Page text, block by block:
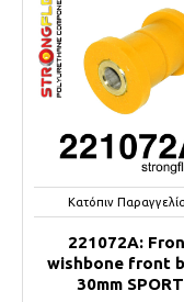
Κατόπιν
221072A:
wishbone front
30mm SPORT